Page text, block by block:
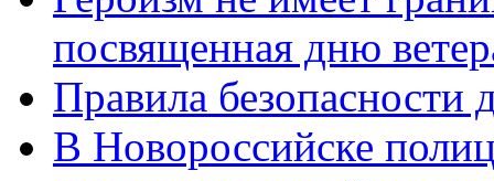
посвященная дню
Правила безопасности
В Новороссийске